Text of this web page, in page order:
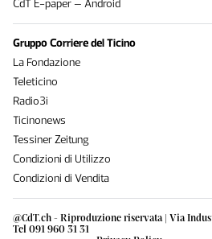
@CdT.ch - Riproduzione riservata | Via
Tel 091 960 31 31
CdT E-paper – Android
Gruppo Corriere del Ticino
La Fondazione
Teleticino
Radio3i
Ticinonews
Tessiner Zeitung
Condizioni di Utilizzo
Condizioni di Vendita